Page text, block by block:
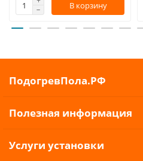
В корзину
ПодогревПола.РФ
Полезная информация
Услуги установки